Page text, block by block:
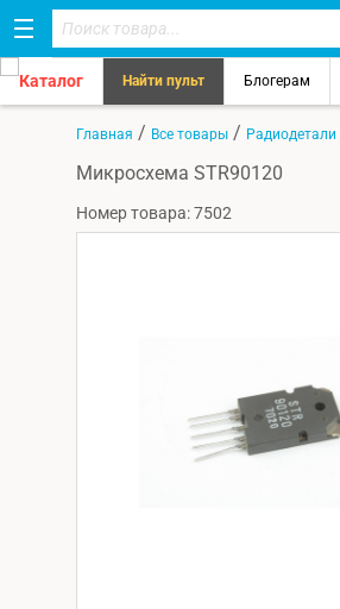
Каталог Найти пульт Блогерам
Главная / Все товары / Радиодетали
Микросхема STR90120
Номер товара: 7502